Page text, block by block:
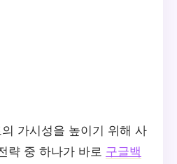
가시성을 높이기 위해 사
략 중 하나가 바로 구글백